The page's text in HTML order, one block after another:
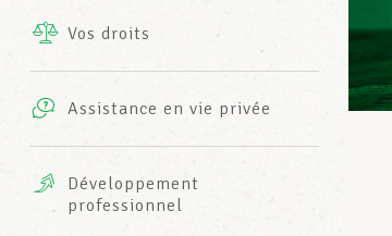
INFO-CENTER
Vos droits
Assistance en vie privée
complémentaires
AXA
Développement
professionnel